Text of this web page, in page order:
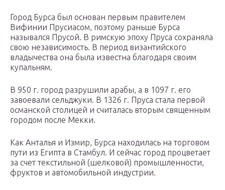
Город Бурса был основан первым правителем
Вифинии Прусиасом, поэтому раньше Бурса
назывался Прусой. В римскую эпоху Пруса сохраняла
свою независимость. В период византийского
владычества она была известна благодаря своим
купальням.
В 950 г. город разрушили арабы, а в 1097 г. его
завоевали сельджуки. В 1326 г. Пруса стала первой
османской столицей и считалась вторым священным
городом после Мекки.
Как Анталья и Измир, Бурса находилась на торговом
пути из Египта в Стамбул. И сейчас город процветает
за счет текстильной (шелковой) промышленности,
фруктов и автомобильной индустрии.